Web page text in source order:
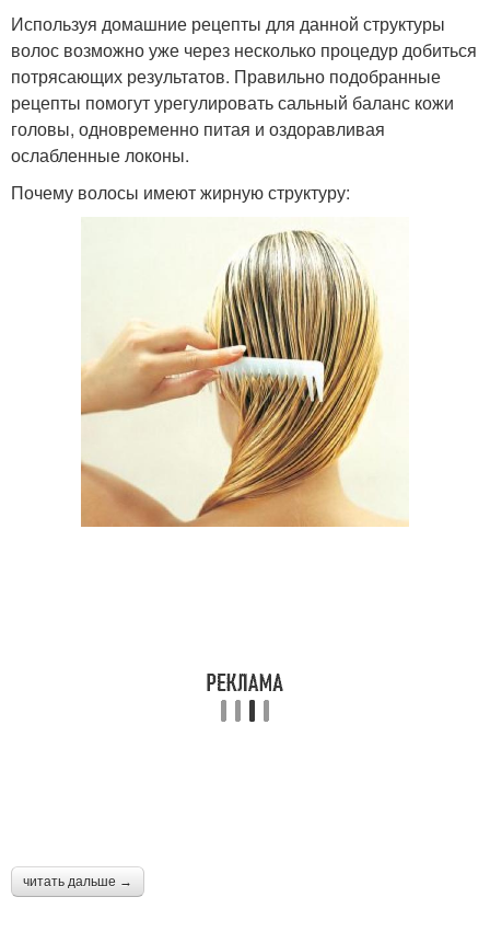
Используя домашние рецепты для данной структуры
волос возможно уже через несколько процедур добиться
потрясающих результатов. Правильно подобранные
рецепты помогут урегулировать сальный баланс кожи
головы, одновременно питая и оздоравливая
ослабленные локоны.
Почему волосы имеют жирную структуру:
читать дальше →